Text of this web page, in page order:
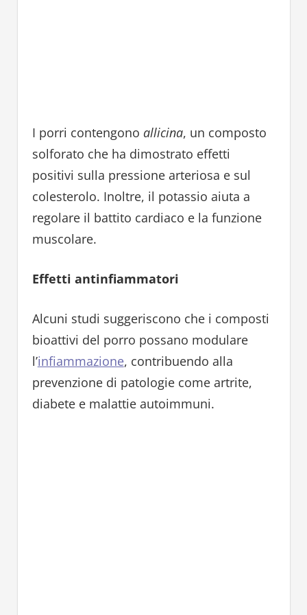
I porri contengono allicina, un composto
solforato che ha dimostrato effetti
positivi sulla pressione arteriosa e sul
colesterolo. Inoltre, il potassio aiuta a
regolare il battito cardiaco e la funzione
muscolare.
Effetti antinfiammatori
Alcuni studi suggeriscono che i composti
bioattivi del porro possano modulare
l’infiammazione, contribuendo alla
prevenzione di patologie come artrite,
diabete e malattie autoimmuni.